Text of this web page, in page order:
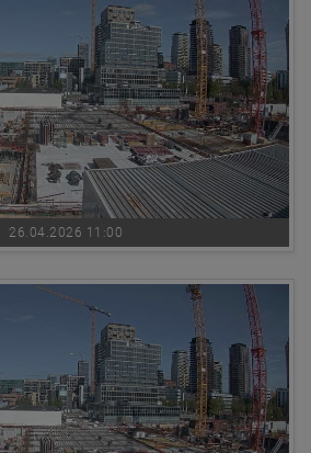
26.04.2026 11:00